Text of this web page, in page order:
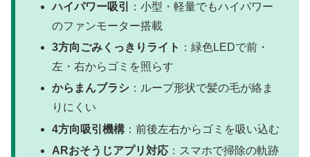
ハイパワー吸引
：小型・軽量でもハイパワー
のファンモーター搭載
3方向ごみくっきりライト ：緑色LEDで前・
左・右からゴミを照らす
からまんブラシ ：ループ形状で髪の毛が絡ま
りにくい
4方向吸引機構 ：前後左右からゴミを吸い込む
ARおそうじアプリ対応 ：スマホで掃除の軌跡